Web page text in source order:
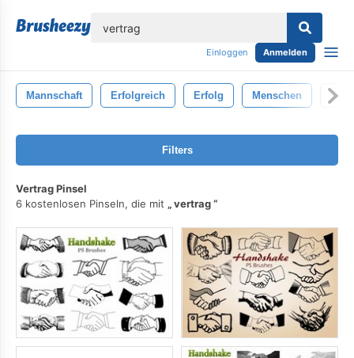
Einloggen Anmelden
Mannschaft Erfolgreich Erfolg Menschen Job
Filters
Vertrag Pinsel
6 kostenlosen Pinseln, die mit
vertrag